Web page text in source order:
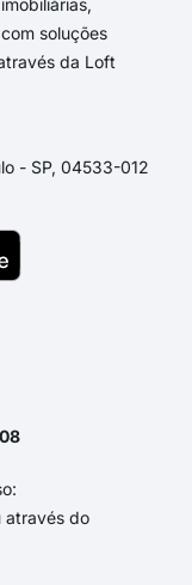
soluções
da Loft
- SP, 04533-012
através do